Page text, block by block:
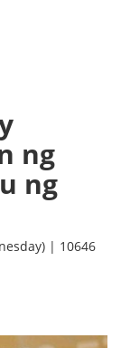
ng
ng
| 10646